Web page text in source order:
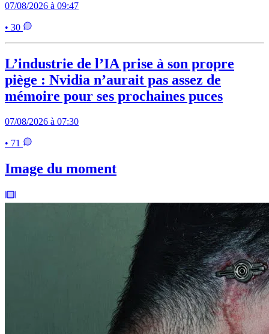
07/08/2026 à 09:47
• 30
L’industrie de l’IA prise à son propre
piège : Nvidia n’aurait pas assez de
mémoire pour ses prochaines puces
07/08/2026 à 07:30
• 71
Image du moment